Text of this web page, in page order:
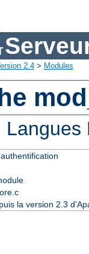
2.4 > Modules
la version 2.3